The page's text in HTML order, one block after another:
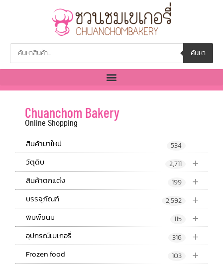
ค้นหา
Chuanchom Bakery
Online Shopping
สินค้ามาใหม่ 534
+
วัตุดิบ 2,711
+
สินค้าตกแต่ง 199
+
บรรจุภัณฑ์ 2,592
+
พิมพ์ขนม 115
+
อุปกรณ์เบเกอรี่ 316
+
Frozen food 103